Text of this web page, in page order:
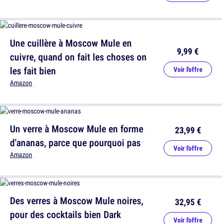
Une cuillère à Moscow Mule en
cuivre, quand on fait les choses on
les fait bien
Amazon
9,99 €
Voir l'offre
Des verres à Moscow Mule noires,
pour des cocktails bien Dark
32,95 €
Voir l'offre
Un verre à Moscow Mule en forme
d'ananas, parce que pourquoi pas
Amazon
23,99 €
Voir l'offre